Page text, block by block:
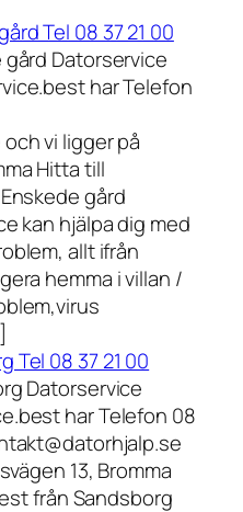
Tel 08 37 21 00
Datorservice
har Telefon
vi ligger på
Hitta till
gård
kan hjälpa dig med
allt ifrån
hemma i villan /
Tel 08 37 21 00
Datorservice
har Telefon 08
13, Bromma
från Sandsborg